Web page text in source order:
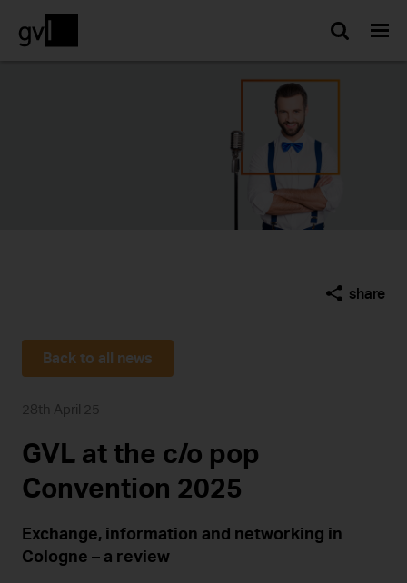
share
Back to all news
28th April 25
GVL at the c/o pop
Convention 2025
Exchange, information and networking in
Cologne – a review